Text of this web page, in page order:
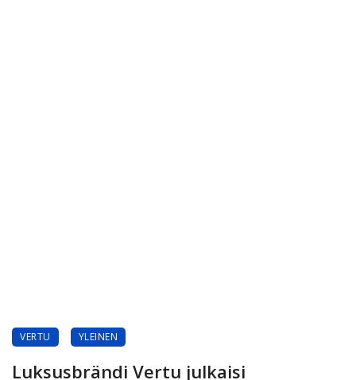
VERTU YLEINEN
Luksusbrändi Vertu julkaisi